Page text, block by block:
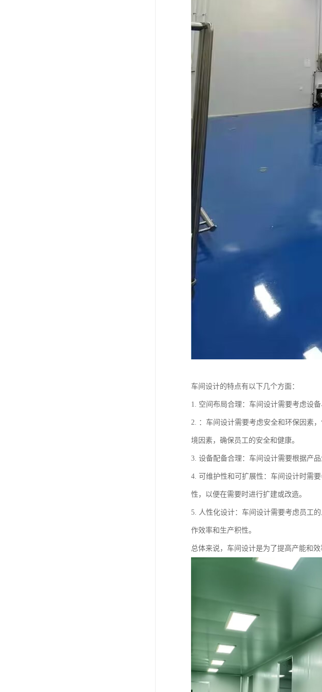
车间设计的特点有以下几个方面：
1. 空间布局合理：车间设计需要考虑设
2. ：车间设计需要考虑安全和环保因素
境因素，确保员工的安全和健康。
3. 设备配备合理：车间设计需要根据产
4. 可维护性和可扩展性：车间设计时需
性，以便在需要时进行扩建或改造。
5. 人性化设计：车间设计需要考虑员工
作效率和生产积性。
总体来说，车间设计是为了提高产能和